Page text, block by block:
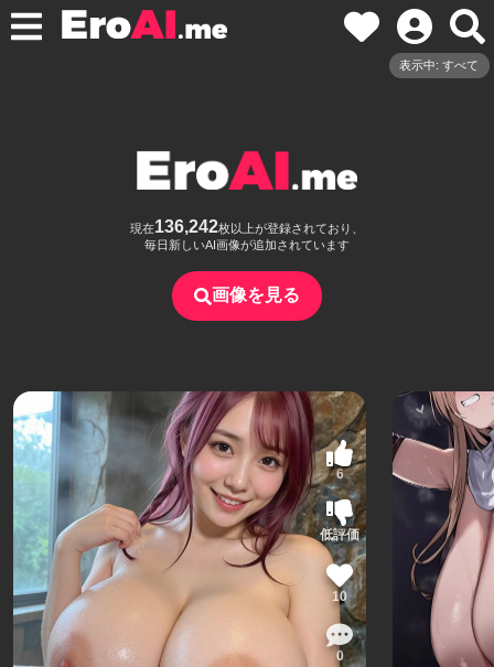
表示中: すべて
現在136,242枚以上が登録されており、
毎日新しいAI画像が追加されています
画像を見る
6
低評価
10
0